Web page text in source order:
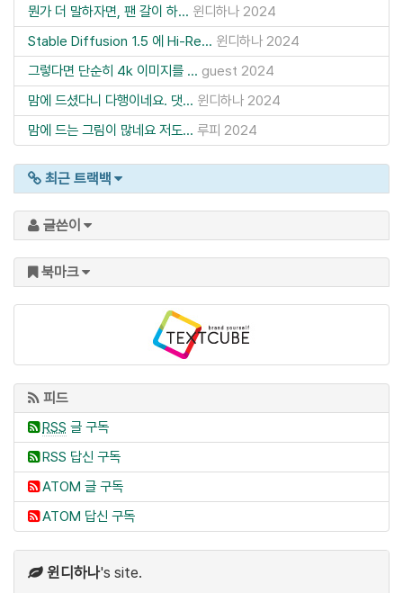
뭔가 더 말하자면, 팬 갈이 하... 윈디하나 2024
Stable Diffusion 1.5 에 Hi-Re... 윈디하나 2024
그렇다면 단순히 4k 이미지를 ... guest 2024
맘에 드셨다니 다행이네요. 댓... 윈디하나 2024
맘에 드는 그림이 많네요 저도... 루피 2024
최근 트랙백
글쓴이
북마크
피드
RSS 글 구독
RSS 답신 구독
ATOM 글 구독
ATOM 답신 구독
윈디하나's site.